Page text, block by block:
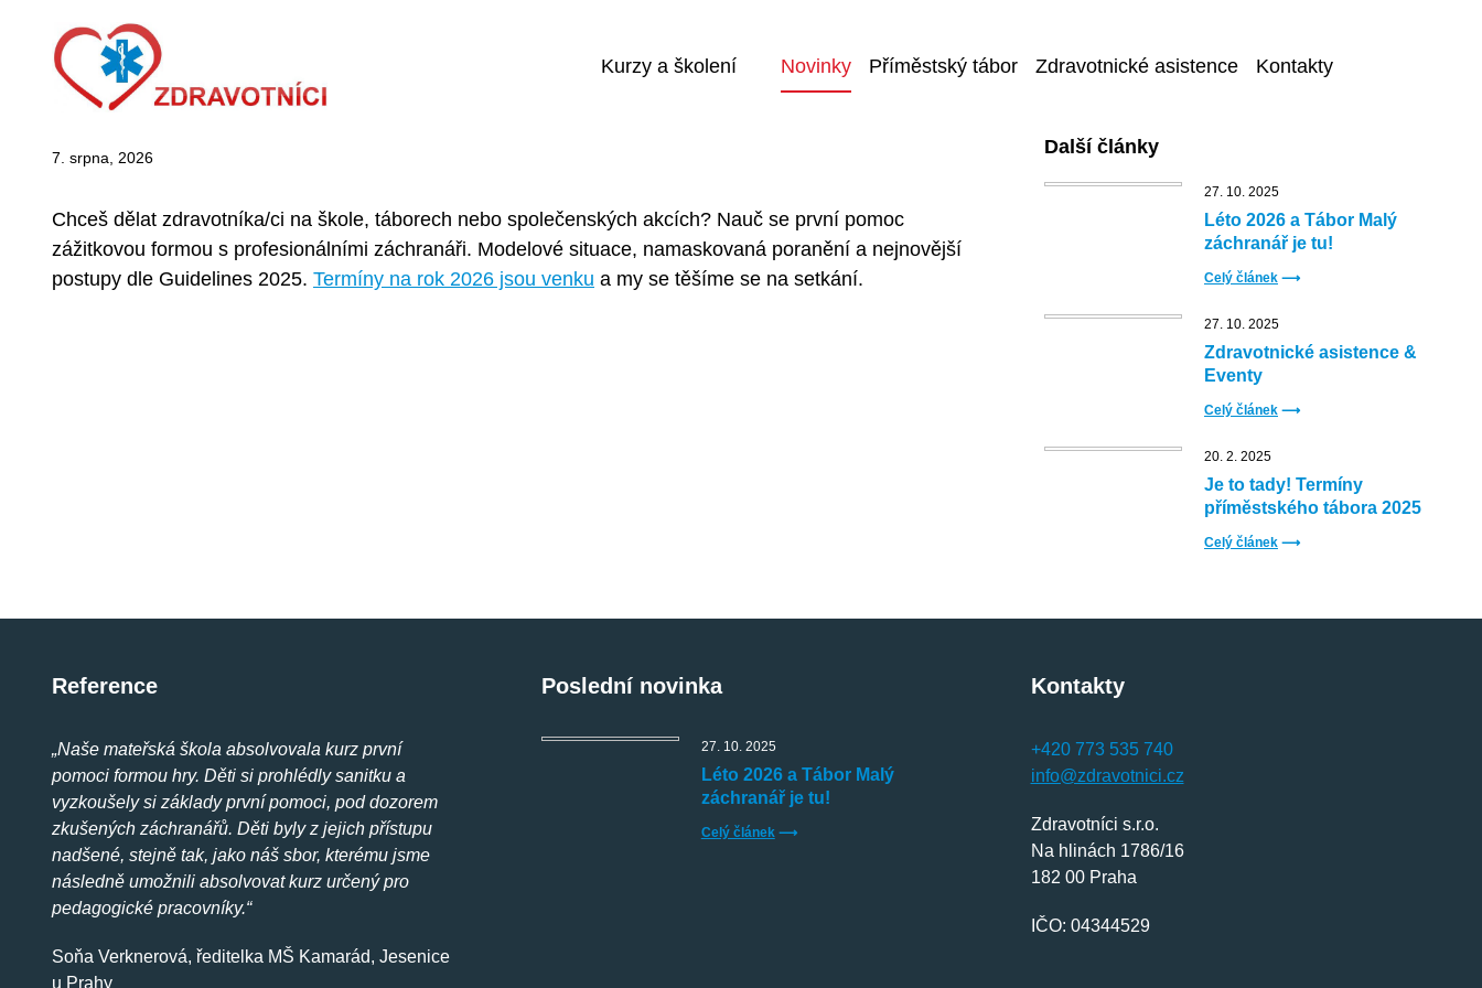
Kurzy a školení Novinky Příměstský tábor Zdravotnické asistence Kontakty
Zdravotník zotavovacích akcí 2026
7. srpna, 2026
Chceš dělat zdravotníka/ci na škole, táborech nebo společenských akcích? Nauč se první pomoc
zážitkovou formou s profesionálními záchranáři. Modelové situace, namaskovaná poranění a nejnovější
postupy dle Guidelines 2025. Termíny na rok 2026 jsou venku a my se těšíme se na setkání.
Další články
27. 10. 2025
Léto 2026 a Tábor Malý
záchranář je tu!
Celý článek ⟶
27. 10. 2025
Zdravotnické asistence &
Eventy
Celý článek ⟶
20. 2. 2025
Je to tady! Termíny
příměstského tábora 2025
Celý článek ⟶
Reference
„Naše mateřská škola absolvovala kurz první
pomoci formou hry. Děti si prohlédly sanitku a
vyzkoušely si základy první pomoci, pod dozorem
zkušených záchranářů. Děti byly z jejich přístupu
nadšené, stejně tak, jako náš sbor, kterému jsme
následně umožnili absolvovat kurz určený pro
pedagogické pracovníky.“
Soňa Verknerová, ředitelka MŠ Kamarád, Jesenice
u Prahy
Poslední novinka
27. 10. 2025
Léto 2026 a Tábor Malý
záchranář je tu!
Celý článek⟶
Kontakty
+420 773 535 740
info@zdravotnici.cz
Zdravotníci s.r.o.
Na hlinách 1786/16
182 00 Praha
IČO: 04344529